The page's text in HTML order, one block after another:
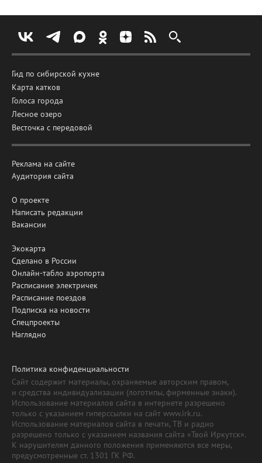
Гид по сибирской кухне
Карта катков
Голоса города
Лесное озеро
Весточка с передовой
Реклама на сайте
Аудитория сайта
О проекте
Написать редакции
Вакансии
Экокарта
Сделано в России
Онлайн-табло аэропорта
Расписание электричек
Расписание поездов
Подписка на новости
Спецпроекты
Наглядно
Политика конфиденциальности
Сайт содержит материалы, охраняемые авторским правом,
и средства индивидуализации (логотипы, фирменные знаки).
Использование материалов сайта в интернете разрешено
только с указанием гиперссылки на сайт www.irk.ru.
Использование материалов сайта в печати, ТВ и радио
разрешено только с указанием названия сайта «Твой Иркутск».
К нарушителям данного положения применяются все меры,
предусмотренные ст. 1301 ГК РФ.